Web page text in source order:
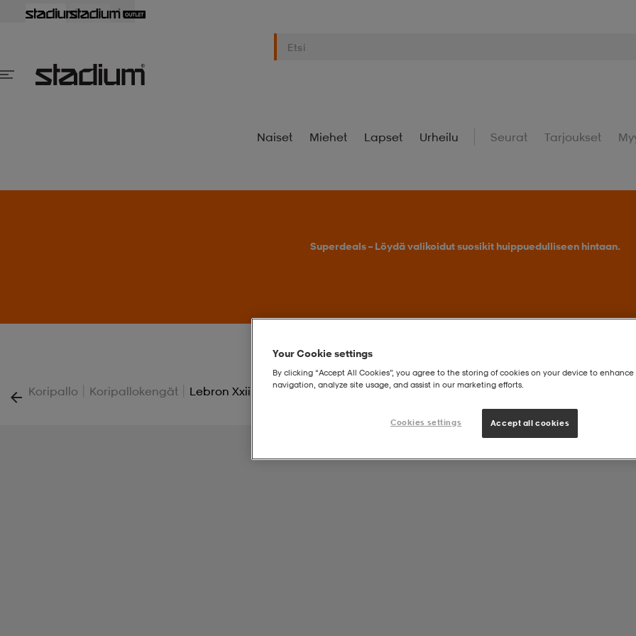
Naiset Miehet Lapset Urheilu Seurat Tarjoukset
Superdeals – Löydä valikoidut suosikit huippuedulliseen hintaan.
Koripallo | Koripallokengät | Lebron Xxii
Your Cookie settings
By clicking “Accept All Cookies”, you agree to the storing of cookies on your device to enhance
navigation, analyze site usage, and assist in our marketing efforts.
Cookies settings Accept all cookies